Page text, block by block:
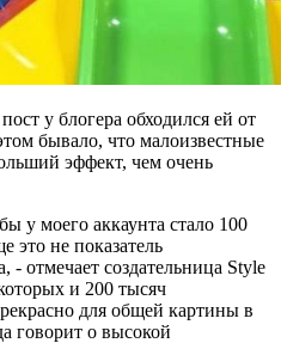
у блогера обходился ей от
бывало, что малоизвестные
эффект, чем очень
у моего аккаунта стало 100
это не показатель
- отмечает создательница Style
и 200 тысяч
для общей картины в
говорит о высокой